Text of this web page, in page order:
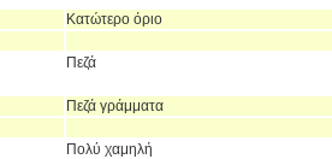
Κατώτερο όριο
Πεζά
Πεζά γράμματα
Πολύ χαμηλή